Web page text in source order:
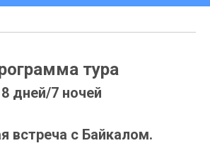
тура
8 дней/7 ночей
встреча с Байкалом.